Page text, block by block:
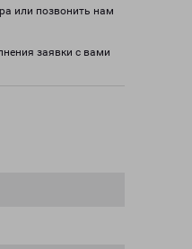
или позвонить нам
заявки с вами